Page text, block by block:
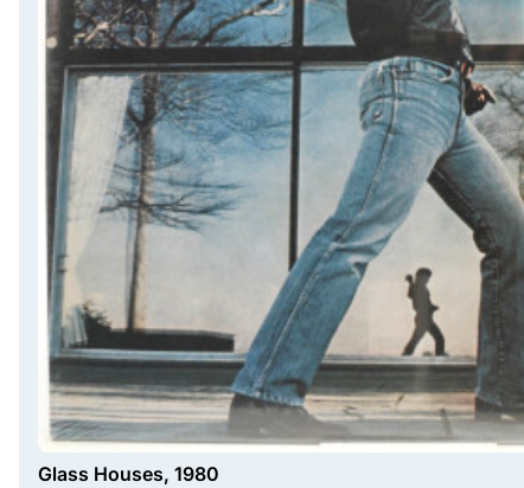
Glass Houses, 1980